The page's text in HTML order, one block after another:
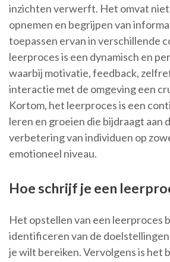
inzichten verwerft. Het omvat
opnemen en begrijpen van
toepassen ervan in verschillende
leerproces is een dynamisch en
waarbij motivatie, feedback,
interactie met de omgeving een
Kortom, het leerproces is een
leren en groeien die bijdraagt aan
verbetering van individuen op
emotioneel niveau.
Hoe schrijf je een
Het opstellen van een leerproces
identificeren van de
je wilt bereiken. Vervolgens is het